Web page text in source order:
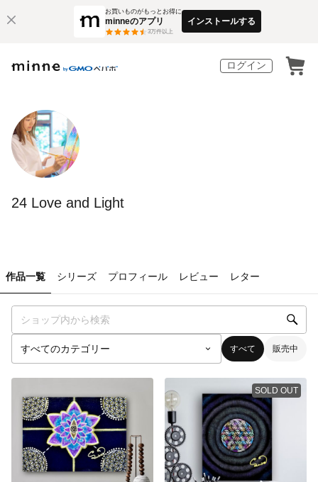
お買いものがもっとお得に
minneのアプリ
3万件以上
インストールする
ログイン
24 Love and Light
作品一覧 シリーズ プロフィール レビュー レター
すべて 販売中
SOLD OUT